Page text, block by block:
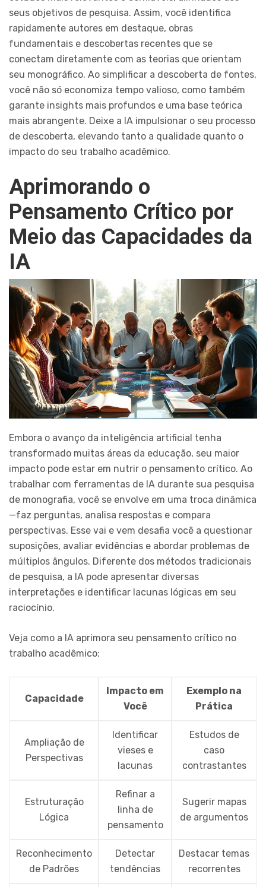
seus objetivos de pesquisa. Assim, você identifica
rapidamente autores em destaque, obras
fundamentais e descobertas recentes que se
conectam diretamente com as teorias que orientam
seu monográfico. Ao simplificar a descoberta de fontes,
você não só economiza tempo valioso, como também
garante insights mais profundos e uma base teórica
mais abrangente. Deixe a IA impulsionar o seu processo
de descoberta, elevando tanto a qualidade quanto o
impacto do seu trabalho acadêmico.
Aprimorando o
Pensamento Crítico por
Meio das Capacidades da
IA
Embora o avanço da inteligência artificial tenha
transformado muitas áreas da educação, seu maior
impacto pode estar em nutrir o pensamento crítico. Ao
trabalhar com ferramentas de IA durante sua pesquisa
de monografia, você se envolve em uma troca dinâmica
—faz perguntas, analisa respostas e compara
perspectivas. Esse vai e vem desafia você a questionar
suposições, avaliar evidências e abordar problemas de
múltiplos ângulos. Diferente dos métodos tradicionais
de pesquisa, a IA pode apresentar diversas
interpretações e identificar lacunas lógicas em seu
raciocínio.
Veja como a IA aprimora seu pensamento crítico no
trabalho acadêmico:
Capacidade
Impacto em
Você
Exemplo na
Prática
Ampliação de
Perspectivas
Identificar
vieses e
lacunas
Estudos de
caso
contrastantes
Estruturação
Lógica
Refinar a
linha de
pensamento
Sugerir mapas
de argumentos
Reconhecimento
de Padrões
Detectar
tendências
Destacar temas
recorrentes